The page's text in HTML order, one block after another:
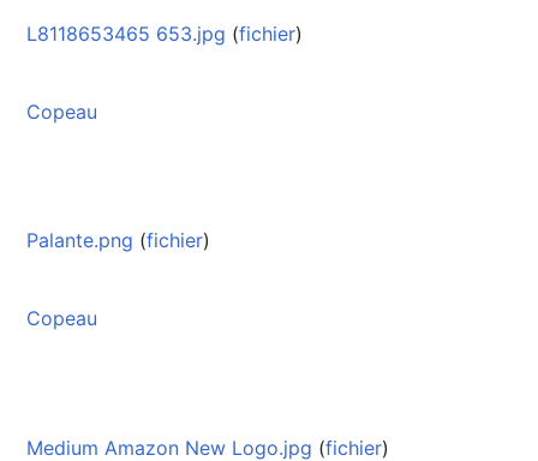
L8118653465 653.jpg (fichier)
Copeau
Palante.png (fichier)
Copeau
Medium Amazon New Logo.jpg (fichier)